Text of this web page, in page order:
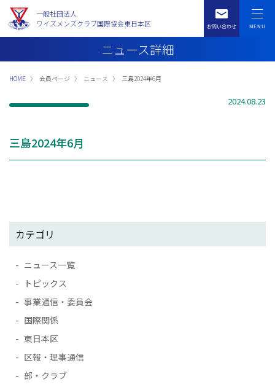
一般社団法人
ワイズメンズクラブ国際協会東日本区
ニュース詳細
HOME 会員ページ ニュース 三島2024年6月
2024.08.23
三島2024年6月
カテゴリ
ニュース一覧
トピックス
事業通信・委員会
国際関係
東日本区
区報・理事通信
部・クラブ